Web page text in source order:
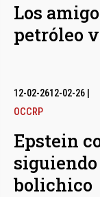
Los
petróleo
12-02-2612-02-26
OCCRP
Epstein
bolichico